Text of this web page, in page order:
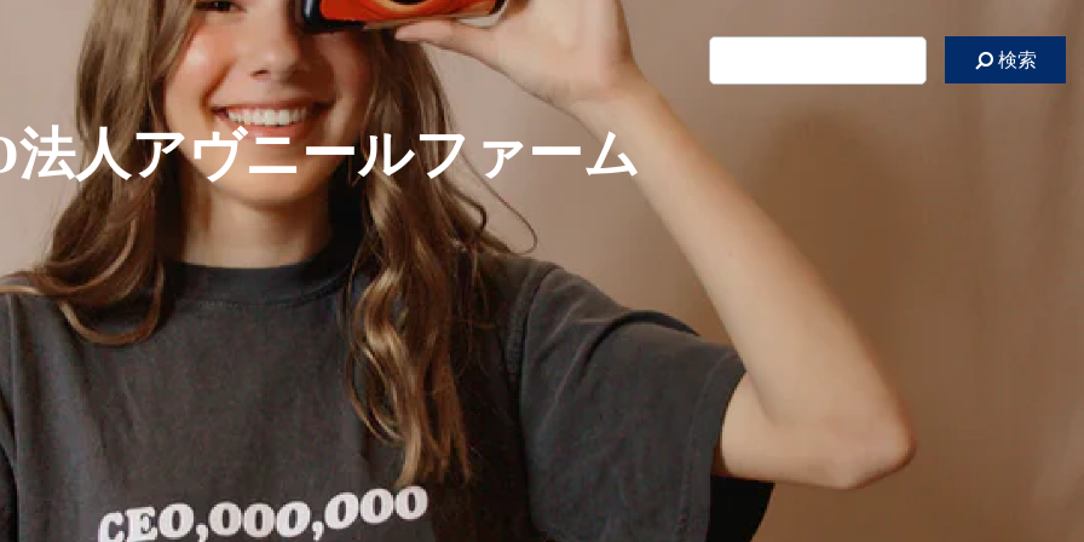
検索
法人アヴニールファーム